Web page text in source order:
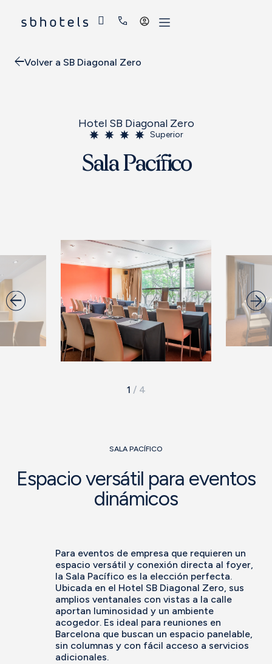
Acceder
Volver a SB Diagonal Zero
Hotel SB Diagonal Zero
Superior
Sala Pacífico
1 / 4
SALA PACÍFICO
Espacio versátil para eventos
dinámicos
Para eventos de empresa que requieren un
espacio versátil y conexión directa al foyer,
la Sala Pacífico es la elección perfecta.
Ubicada en el Hotel SB Diagonal Zero, sus
amplios ventanales con vistas a la calle
aportan luminosidad y un ambiente
acogedor. Es ideal para reuniones en
Barcelona que buscan un espacio panelable,
sin columnas y con fácil acceso a servicios
adicionales.